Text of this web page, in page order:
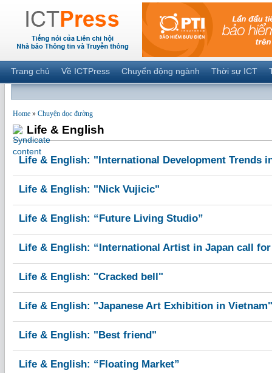
Trang chủ Về ICTPress Chuyển động ngành Thời sự ICT
Home » Chuyện dọc đường
Life & English
Life & English: "International Development Trends
Life & English: "Nick Vujicic"
Life & English: “Future Living Studio”
Life & English: “International Artist in Japan call
Life & English: "Cracked bell"
Life & English: "Japanese Art Exhibition in Vietnam"
Life & English: "Best friend"
Life & English: “Floating Market”